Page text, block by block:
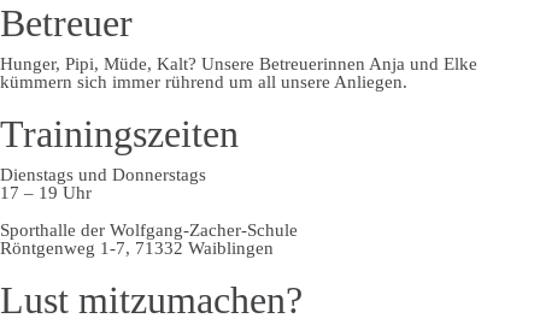
Betreuer
Hunger, Pipi, Müde, Kalt? Unsere Betreuerinnen Anja und Elke
kümmern sich immer rührend um all unsere Anliegen.
Trainingszeiten
Dienstags und Donnerstags
17 – 19 Uhr
Sporthalle der Wolfgang-Zacher-Schule
Röntgenweg 1-7, 71332 Waiblingen
Lust mitzumachen?